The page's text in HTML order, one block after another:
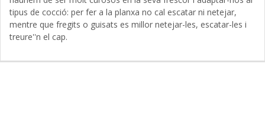
tipus de cocció: per fer a la planxa no cal escatar ni netejar,
mentre que fregits o guisats es millor netejar-les, escatar-les i
treure''n el cap.